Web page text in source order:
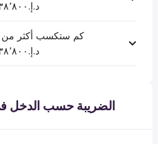
د.إ.‏٢٣٨٬٨٠٠ ‏ في الإمارات العربية المتحدة؟
د.إ.‏٢٣٨٬٨٠٠ ‏ في الإمارات العربية المتحدة؟
الضريبة حسب الدخل في